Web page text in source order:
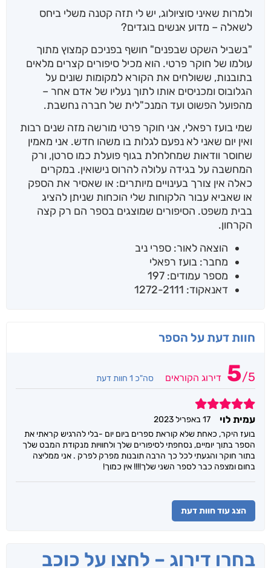
ולמרות שאיני סוציולוג, יש לי תזה קטנה משלי ביחס
לשאלה – מדוע אנשים בוגדים?
"בשביל השקט שבפנים" חושף בפניכם קמצוץ מתוך
עולמו של חוקר פרטי. הוא מכיל סיפורים קצרים מלאים
בתובנות, ששולחים את הקורא למקומות שונים על
הגלובוס ומכניסים אותו לתוך נעליו של אדם אחר –
מהפועל הפשוט ועד המנכ"לית של חברה נחשבת.
שמי בועז רפאלי, אני חוקר פרטי מורשה מזה שנים רבות
ואין יום שאני לא נפעם לגלות בו משהו חדש. אני מאמין
שחוסר וודאות שמחלחלת בגוף פועלת כמו סרטן, ורק
המחשבה על בגידה עלולה להרוס נישואין. במקרים
כאלה אין צורך בעינויים מיותרים: או שאסיר את הספק
או שאביא עבור הלקוחות שלי הוכחות שניתן להציג
בבית משפט. הסיפורים שמוצגים בספר הם רק קצה
הקרחון.
הוצאה לאור: ספרי ניב
מחבר: בועז רפאלי
מספר עמודים: 197
דאנאקוד: 1272-2111
חוות דעת על הספר
5/5 דירוג הקוראים סה"כ 1 חוות דעת
5
עמית לוי
17 באפריל 2023
בועז היקר, כאחת שלא קוראת ספרים ביום יום -בלי להרגיש קראתי את
הספר בתוך יומיים, נסחפתי לסיפורים שלך ולחוויות מנקודת המבט שלך
בתור חוקר והגעתי לכל כך הרבה תובנות מפרק לפרק . אני ממליצה
בחום ומצפה כבר לספר השני שלך!!!! אין כמוך!
הצג עוד חוות דעת
בחרו דירוג – לחצו על כוכב